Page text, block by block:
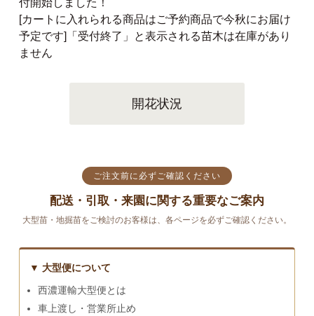
付開始しました！
[カートに入れられる商品はご予約商品で今秋にお届け
予定です]「受付終了」と表示される苗木は在庫があり
ません
開花状況
ご注文前に必ずご確認ください
配送・引取・来園に関する重要なご案内
大型苗・地掘苗をご検討のお客様は、各ページを必ずご確認ください。
▼ 大型便について
西濃運輸大型便とは
車上渡し・営業所止め